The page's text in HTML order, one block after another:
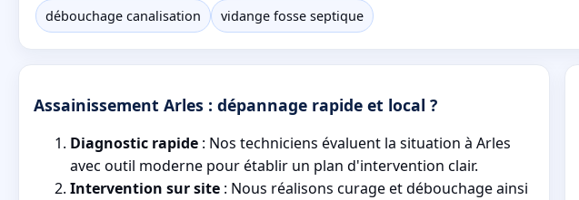
débouchage canalisation
vidange fosse septique
Assainissement Arles : dépannage rapide et local ?
Diagnostic rapide : Nos techniciens évaluent la situation à Arles
avec outil moderne pour établir un plan d'intervention clair.
Intervention sur site : Nous réalisons curage et débouchage ainsi